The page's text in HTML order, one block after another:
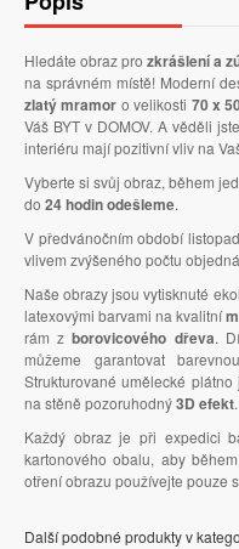
Hledáte obraz prozkrášlení a
na správném místě! Moderní
zlatý mramor o velikosti 70 x
Váš BYT v DOMOV. A věděli
interiéru mají pozitivní vliv na
Vyberte si svůj obraz, během
do 24 hodin odešleme.
V předvánočním období
vlivem zvýšeného počtu
Naše obrazy jsou vytisknuté
latexovými barvami na kvalitní
rám zborovicového dřeva.
můžeme garantovat
Strukturované umělecké
na stěně pozoruhodný3D efekt.
Každý obraz je při expedici
kartonového obalu, aby
otření obrazu používejte pouze
Další podobné produkty v